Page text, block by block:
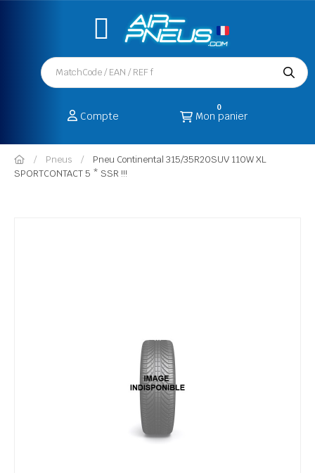
Compte Mon panier
0
Pneus
Pneu Continental 315/35R20SUV 110W XL
SPORTCONTACT 5 * SSR !!!